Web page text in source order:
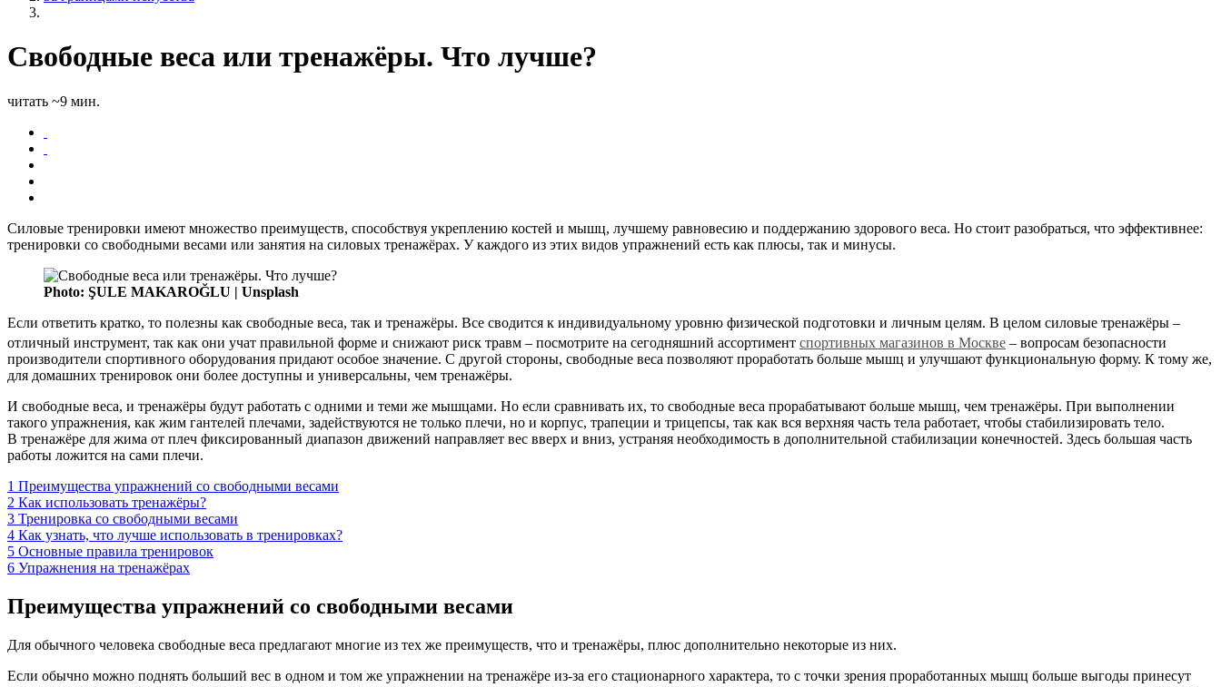
Свободные веса или тренажёры. Что лучше?
читать ~9 мин.
Силовые тренировки имеют множество преимуществ, способствуя укреплению костей и мышц, лучшему равновесию и поддержанию здорового веса. Но стоит разобраться, что эффективнее:
тренировки со свободными весами или занятия на силовых тренажёрах. У каждого из этих видов упражнений есть как плюсы, так и минусы.
Photo: ŞULE MAKAROĞLU | Unsplash
Если ответить кратко, то полезны как свободные веса, так и тренажёры. Все сводится к индивидуальному уровню физической подготовки и личным целям. В целом силовые тренажёры –
отличный инструмент, так как они учат правильной форме и снижают риск травм – посмотрите на сегодняшний ассортимент спортивных магазинов в Москве – вопросам безопасности
производители спортивного оборудования придают особое значение. С другой стороны, свободные веса позволяют проработать больше мышц и улучшают функциональную форму. К тому же,
для домашних тренировок они более доступны и универсальны, чем тренажёры.
И свободные веса, и тренажёры будут работать с одними и теми же мышцами. Но если сравнивать их, то свободные веса прорабатывают больше мышц, чем тренажёры. При выполнении
такого упражнения, как жим гантелей плечами, задействуются не только плечи, но и корпус, трапеции и трицепсы, так как вся верхняя часть тела работает, чтобы стабилизировать тело.
В тренажёре для жима от плеч фиксированный диапазон движений направляет вес вверх и вниз, устраняя необходимость в дополнительной стабилизации конечностей. Здесь большая часть
работы ложится на сами плечи.
1 Преимущества упражнений со свободными весами
2 Как использовать тренажёры?
3 Тренировка со свободными весами
4 Как узнать, что лучше использовать в тренировках?
5 Основные правила тренировок
6 Упражнения на тренажёрах
Преимущества упражнений со свободными весами
Для обычного человека свободные веса предлагают многие из тех же преимуществ, что и тренажёры, плюс дополнительно некоторые из них.
Если обычно можно поднять больший вес в одном и том же упражнении на тренажёре из-за его стационарного характера, то с точки зрения проработанных мышц больше выгоды принесут